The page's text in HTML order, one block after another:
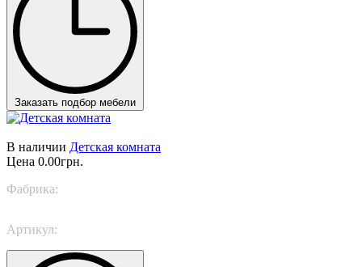
Заказать подбор мебели
В наличии Детская комната
Цена 0.00грн.
Фабрика:
Артикул: